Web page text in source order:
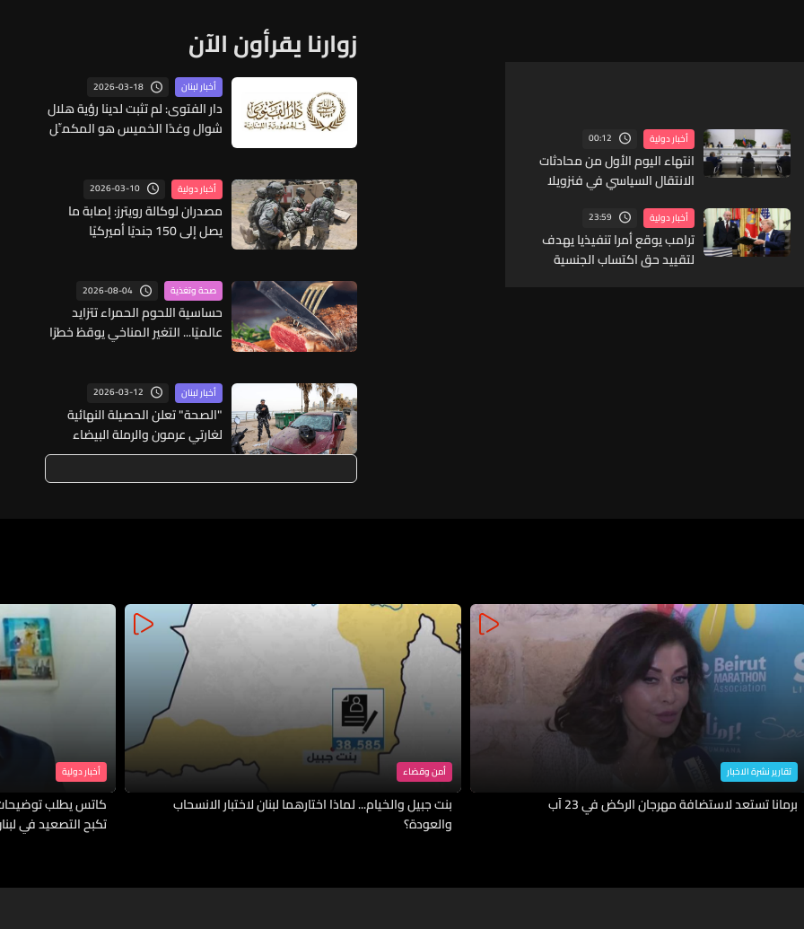
أخبار دولية 00:12
انتهاء اليوم الأول من محادثات
الانتقال السياسي في فنزويلا
أخبار دولية 23:59
ترامب يوقع أمرا تنفيذيا يهدف
لتقييد حق اكتساب الجنسية
زوارنا يقرأون الآن
أخبار لبنان 2026-03-18
دار الفتوى: لم تثبت لدينا رؤية هلال
شوال وغدًا الخميس هو المكمِّل
أخبار دولية 2026-03-10
مصدران لوكالة رويترز: إصابة ما
يصل إلى 150 جنديًا أميركيًا
صحة وتغذية 2026-08-04
حساسية اللحوم الحمراء تتزايد
عالميًا... التغير المناخي يوقظ خطرًا
أخبار لبنان 2026-03-12
"الصحة" تعلن الحصيلة النهائية
لغارتي عرمون والرملة البيضاء
تقارير نشرة الاخبار
برمانا تستعد لاستضافة مهرجان الركض في 23 آب
أمن وقضاء
بنت جبيل والخيام... لماذا اختارهما لبنان لاختبار الانسحاب
والعودة؟
أخبار دولية
كاتس يطلب
تكبح التصعيد في